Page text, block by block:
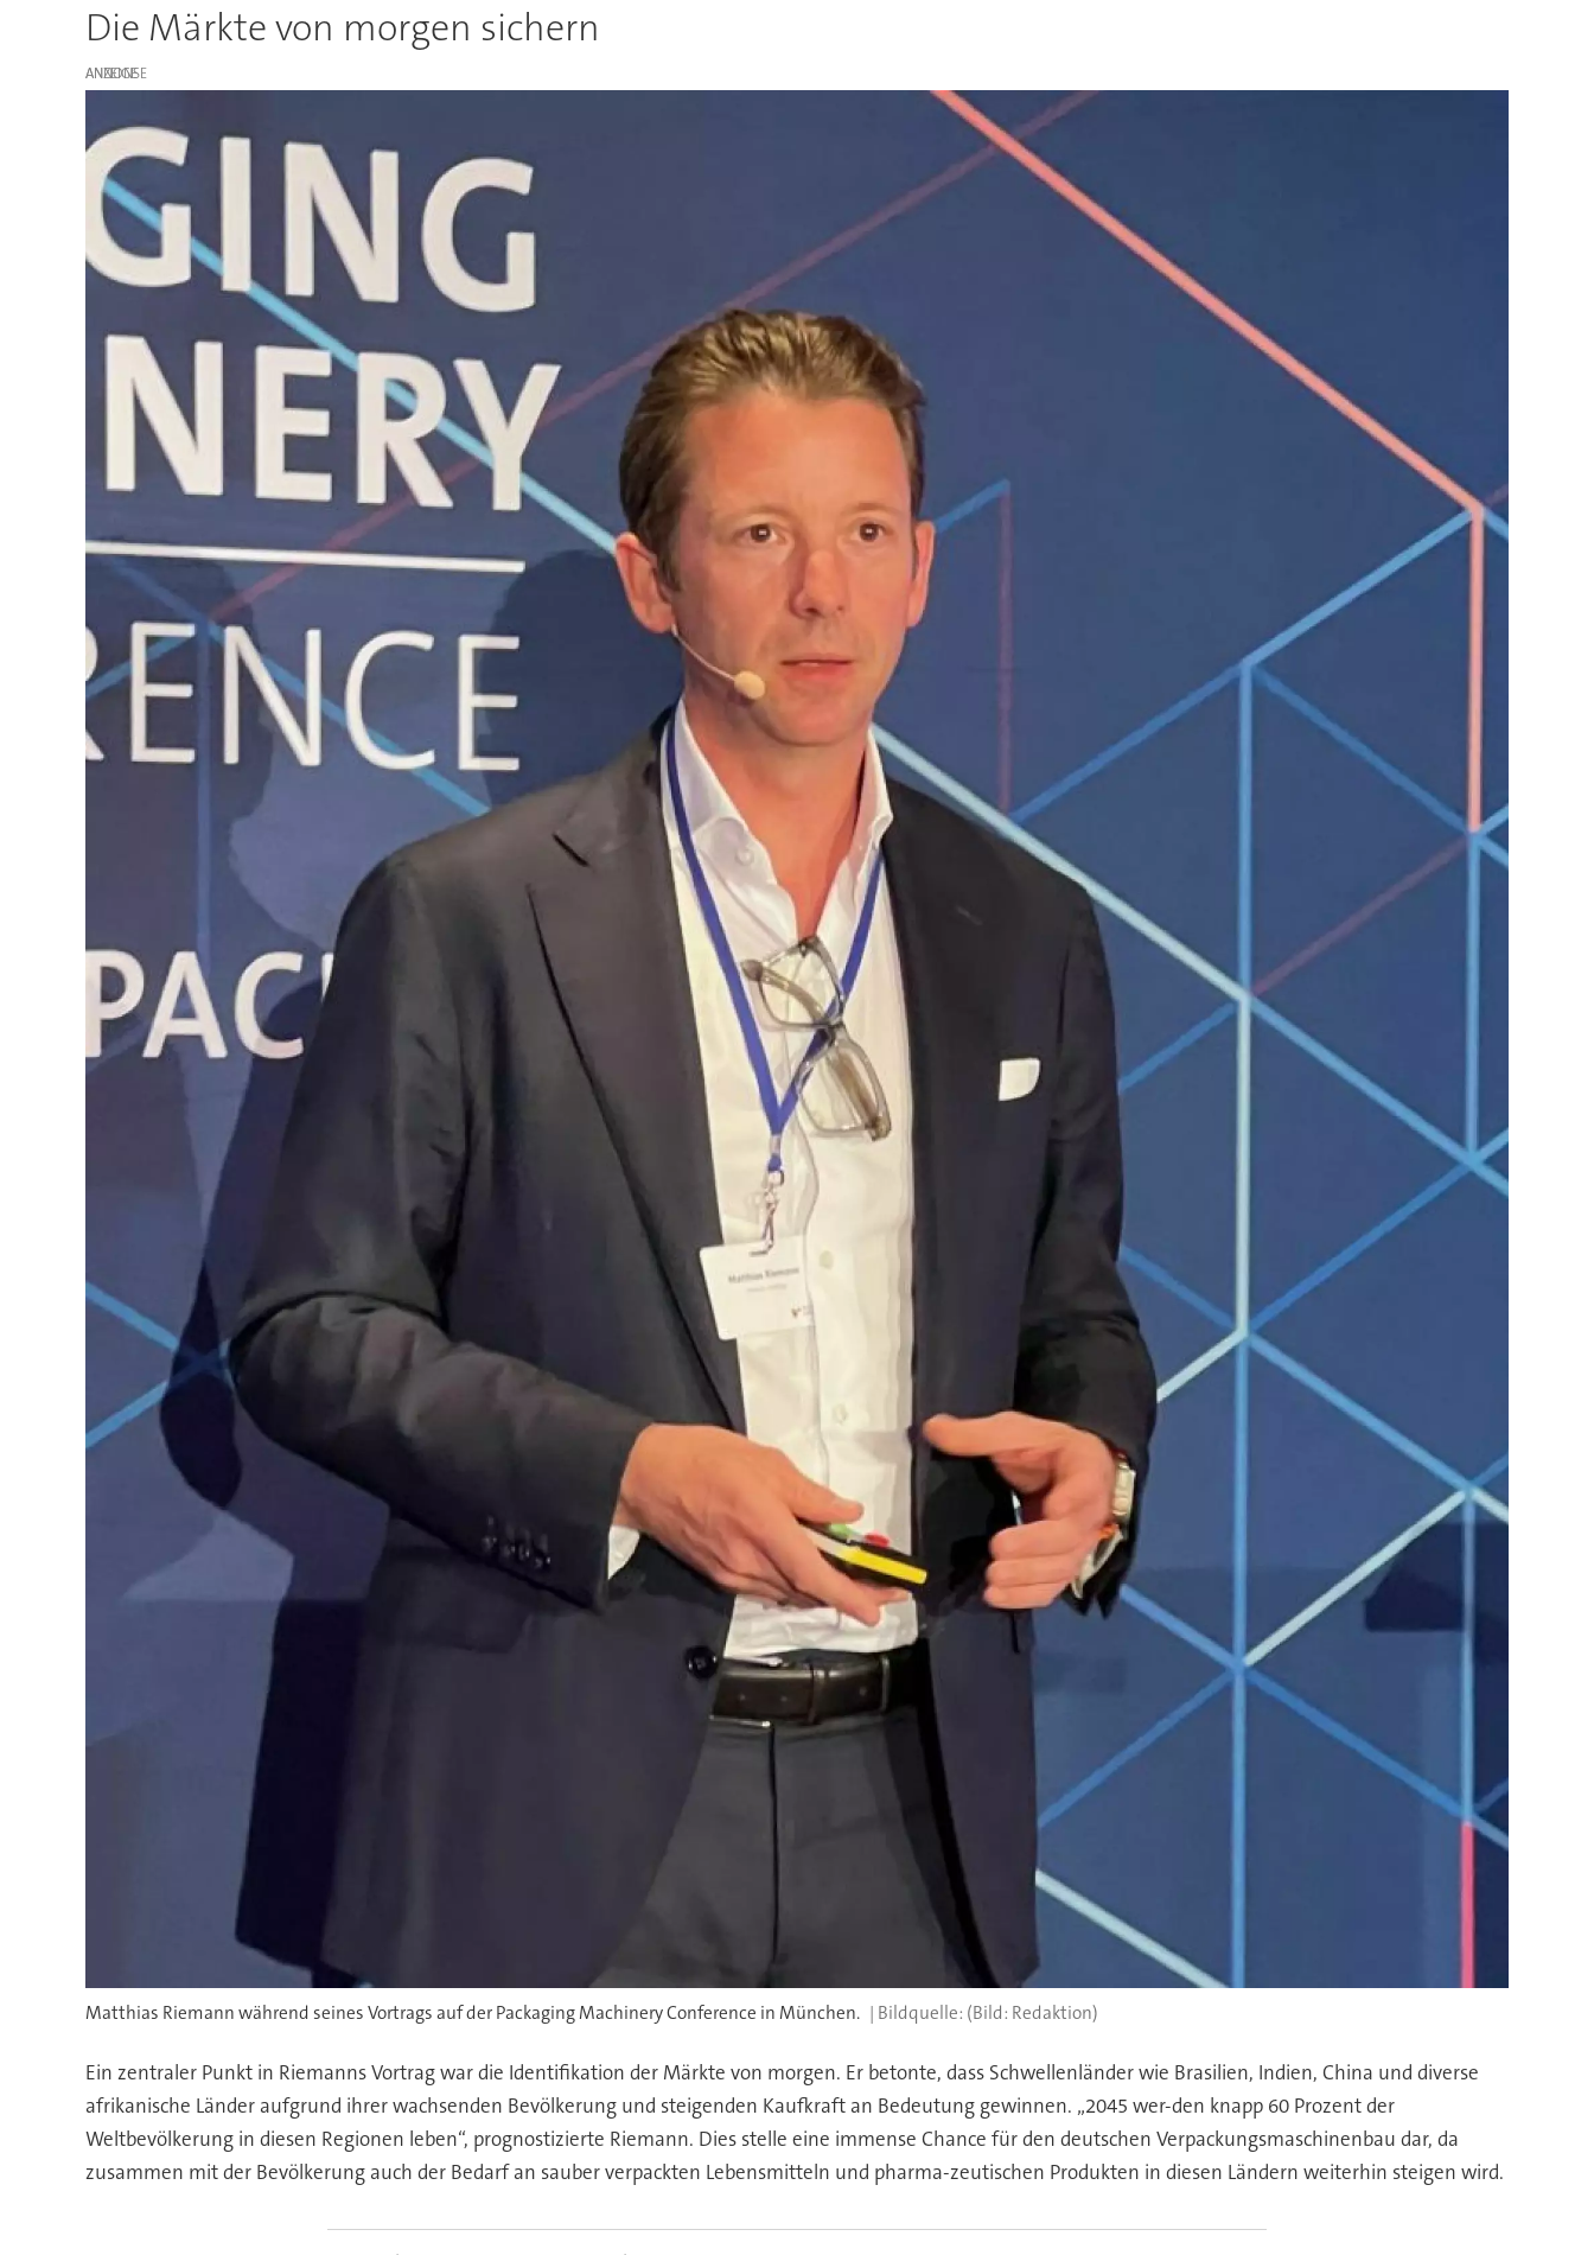
Die Märkte von morgen sichern
ANZEIGE
Matthias Riemann während seines Vortrags auf der Packaging Machinery Conference in München. (Bild: Redaktion)
Ein zentraler Punkt in Riemanns Vortrag war die Identifikation der Märkte von morgen. Er betonte, dass Schwellenländer wie Brasilien, Indien, China und diverse
afrikanische Länder aufgrund ihrer wachsenden Bevölkerung und steigenden Kaufkraft an Bedeutung gewinnen. „2045 wer-den knapp 60 Prozent der
Weltbevölkerung in diesen Regionen leben“, prognostizierte Riemann. Dies stelle eine immense Chance für den deutschen Verpackungsmaschinenbau dar, da
zusammen mit der Bevölkerung auch der Bedarf an sauber verpackten Lebensmitteln und pharma-zeutischen Produkten in diesen Ländern weiterhin steigen wird.